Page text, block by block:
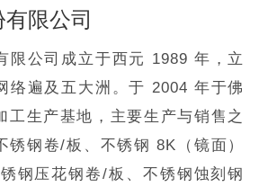
有限公司
限公司成立于西元 1989 年，立
络遍及五大洲。于 2004 年于佛
工生产基地，主要生产与销售之
锈钢卷/板、不锈钢 8K（镜面）
钢压花钢卷/板、不锈钢蚀刻钢